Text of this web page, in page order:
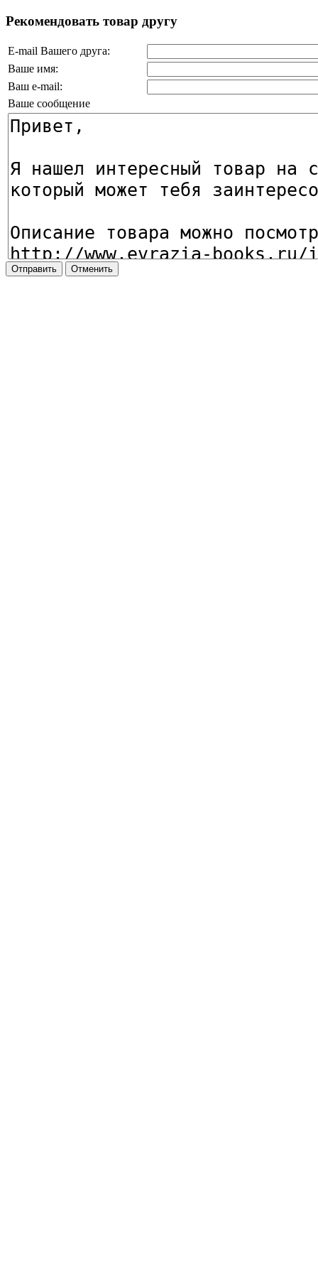
Рекомендовать товар другу
E-mail Вашего друга:
Ваше имя:
Ваш e-mail:
Ваше сообщение